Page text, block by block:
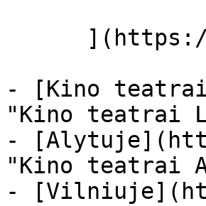
- [Kino
"Kino teatrai
-
"Kino teatrai
-